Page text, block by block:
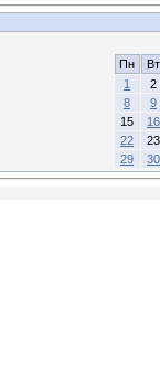
Пн
Вт
1
2
8
9
15
16
22
23
29
30